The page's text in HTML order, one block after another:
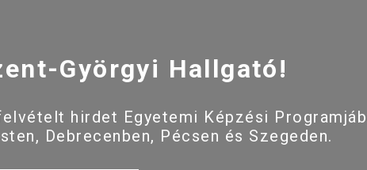
Györgyi Hallgató!
hirdet Egyetemi Képzési
Debrecenben, Pécsen és Szegeden.